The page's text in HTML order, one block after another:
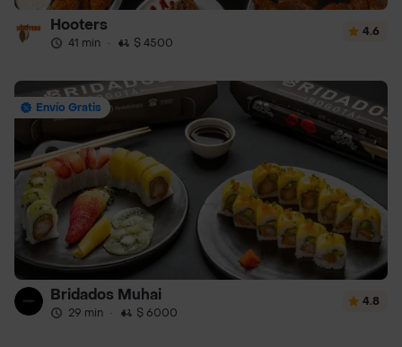
Hooters
41 min · $ 4500
4.6
Envío Gratis
Bridados Muhai
29 min · $ 6000
4.8